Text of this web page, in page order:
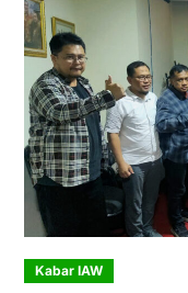
Kabar IAW